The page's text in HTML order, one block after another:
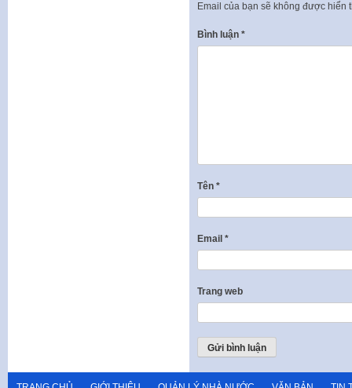
Email của bạn sẽ không được hiển
Bình luận *
Tên *
Email *
Trang web